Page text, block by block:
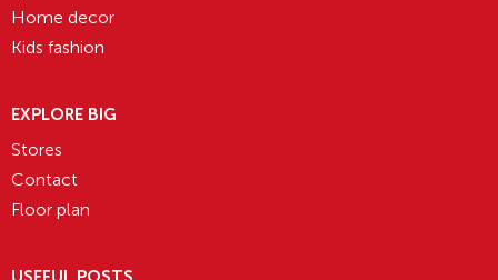
Home decor
Kids fashion
EXPLORE BIG
Stores
Contact
Floor plan